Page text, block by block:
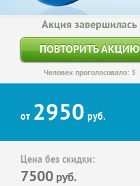
Акция завершилась
ПОВТОРИТЬ АКЦИЮ
Человек проголосовало: 3
от 2950 руб.
Цена без скидки:
7500 руб.